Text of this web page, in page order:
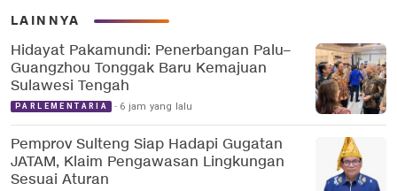
LAINNYA
Hidayat Pakamundi: Penerbangan Palu–
Guangzhou Tonggak Baru Kemajuan
Sulawesi Tengah
PARLEMENTARIA 6 jam yang lalu
Pemprov Sulteng Siap Hadapi Gugatan
JATAM, Klaim Pengawasan Lingkungan
Sesuai Aturan